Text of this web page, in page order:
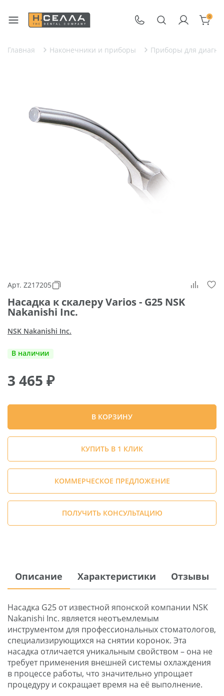
0
Главная Наконечники и приборы Приборы для
Арт. Z217205
Насадка к скалеру Varios - G25 NSK
Nakanishi Inc.
NSK Nakanishi Inc.
В наличии
3 465 ₽
В КОРЗИНУ
КУПИТЬ В 1 КЛИК
КОММЕРЧЕСКОЕ ПРЕДЛОЖЕНИЕ
ПОЛУЧИТЬ КОНСУЛЬТАЦИЮ
Описание Характеристики Отзывы
Насадка G25 от известной японской компании NSK
Nakanishi Inc. является неотъемлемым
инструментом для профессиональных стоматологов,
специализирующихся на снятии коронок. Эта
насадка отличается уникальным свойством – она не
требует применения внешней системы охлаждения
в процессе работы, что значительно упрощает
процедуру и сокращает время на её выполнение.